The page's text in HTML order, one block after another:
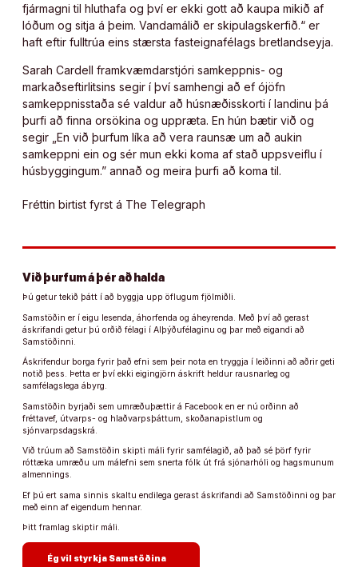
fjármagni til hluthafa og því er ekki gott að kaupa mikið af
lóðum og sitja á þeim. Vandamálið er skipulagskerfið.“ er
haft eftir fulltrúa eins stærsta fasteignafélags bretlandseyja.
Sarah Cardell framkvæmdarstjóri samkeppnis- og
markaðseftirlitsins segir í því samhengi að ef ójöfn
samkeppnisstaða sé valdur að húsnæðisskorti í landinu þá
þurfi að finna orsökina og uppræta. En hún bætir við og
segir „En við þurfum líka að vera raunsæ um að aukin
samkeppni ein og sér mun ekki koma af stað uppsveiflu í
húsbyggingum.” annað og meira þurfi að koma til.
Fréttin birtist fyrst á The Telegraph
Við þurfum á þér að halda
Þú getur tekið þátt í að byggja upp öflugum fjölmiðli.
Samstöðin er í eigu lesenda, áhorfenda og áheyrenda. Með því að gerast
áskrifandi getur þú orðið félagi í Alþýðufélaginu og þar með eigandi að
Samstöðinni.
Áskrifendur borga fyrir það efni sem þeir nota en tryggja í leiðinni að aðrir geti
notið þess. Þetta er því ekki eigingjörn áskrift heldur rausnarleg og
samfélagslega ábyrg.
Samstöðin byrjaði sem umræðuþættir á Facebook en er nú orðinn að
fréttavef, útvarps- og hlaðvarpsþáttum, skoðanapistlum og
sjónvarpsdagskrá.
Við trúum að Samstöðin skipti máli fyrir samfélagið, að það sé þörf fyrir
róttæka umræðu um málefni sem snerta fólk út frá sjónarhóli og hagsmunum
almennings.
Ef þú ert sama sinnis skaltu endilega gerast áskrifandi að Samstöðinni og þar
með einn af eigendum hennar.
Þitt framlag skiptir máli.
Ég vil styrkja Samstöðina